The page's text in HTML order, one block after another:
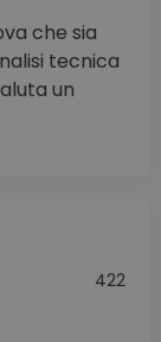
che sia
tecnica
un
422